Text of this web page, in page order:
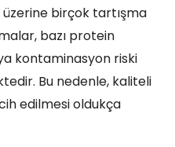
birçok tartışma
bazı protein
kontaminasyon riski
Bu nedenle, kaliteli
edilmesi oldukça